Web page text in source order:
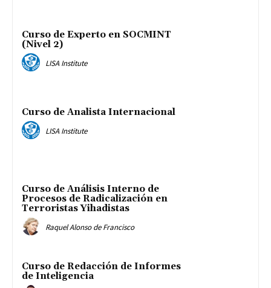
Curso de Experto en SOCMINT
(Nivel 2)
LISA Institute
Curso de Analista Internacional
LISA Institute
Curso de Análisis Interno de
Procesos de Radicalización en
Terroristas Yihadistas
Raquel Alonso de Francisco
Curso de Redacción de Informes
de Inteligencia